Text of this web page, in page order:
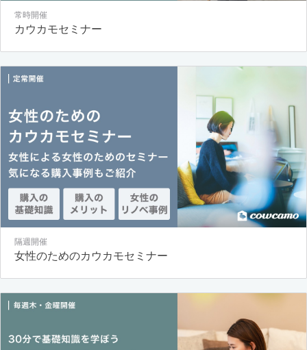
常時開催
カウカモセミナー
隔週開催
女性のためのカウカモセミナー